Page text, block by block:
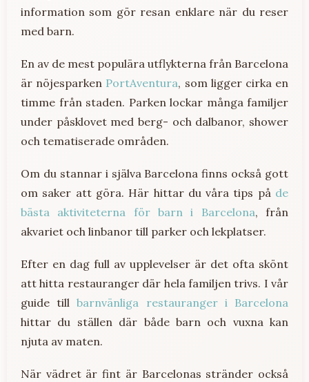
information som gör resan enklare när du reser
med barn.
En av de mest populära utflykterna från Barcelona
är nöjesparken PortAventura, som ligger cirka en
timme från staden. Parken lockar många familjer
under påsklovet med berg- och dalbanor, shower
och tematiserade områden.
Om du stannar i själva Barcelona finns också gott
om saker att göra. Här hittar du våra tips på de
bästa aktiviteterna för barn i Barcelona, från
akvariet och linbanor till parker och lekplatser.
Efter en dag full av upplevelser är det ofta skönt
att hitta restauranger där hela familjen trivs. I vår
guide tillbarnvänliga restauranger i Barcelona
hittar du ställen där både barn och vuxna kan
njuta av maten.
När vädret är fint är Barcelonas stränder också